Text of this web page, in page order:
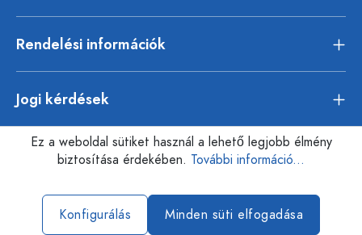
Rendelési információk
Jogi kérdések
Ez a weboldal sütiket használ a lehető legjobb élmény
biztosítása érdekében. További információ...
Konfigurálás Minden süti elfogadása